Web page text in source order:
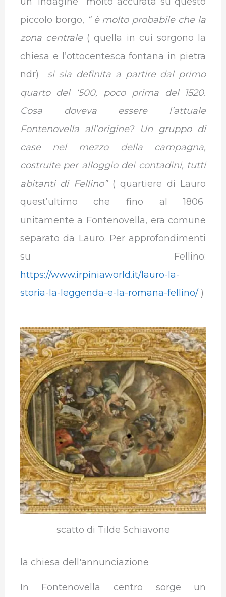
piccolo borgo, “ è molto probabile che la
zona centrale( quella in cui sorgono la
chiesa e l’ottocentesca fontana in pietra
ndr) si sia definita a partire dal primo
quarto del ‘500, poco prima del 1520.
Cosa doveva essere l’attuale
Fontenovella all’origine? Un gruppo di
case nel mezzo della campagna,
costruite per alloggio dei contadini, tutti
abitanti di Fellino”( quartiere di Lauro
quest’ultimo che fino al 1806
unitamente a Fontenovella, era comune
separato da Lauro. Per approfondimenti
su Fellino:
https://www.irpiniaworld.it/lauro-la-
storia-la-leggenda-e-la-romana-fellino/)
scatto di Tilde Schiavone
la chiesa dell'annunciazione
In Fontenovella centro sorge un